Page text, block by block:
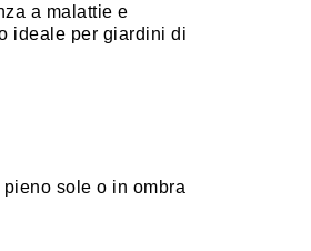
a malattie e
ideale per giardini di
sole o in ombra